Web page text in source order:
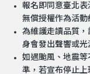
報名即同意臺北
無償授權作為活動
為維護走讀品質
身會發出聲響或光
如遇颱風、地震
準，若宣布停止上